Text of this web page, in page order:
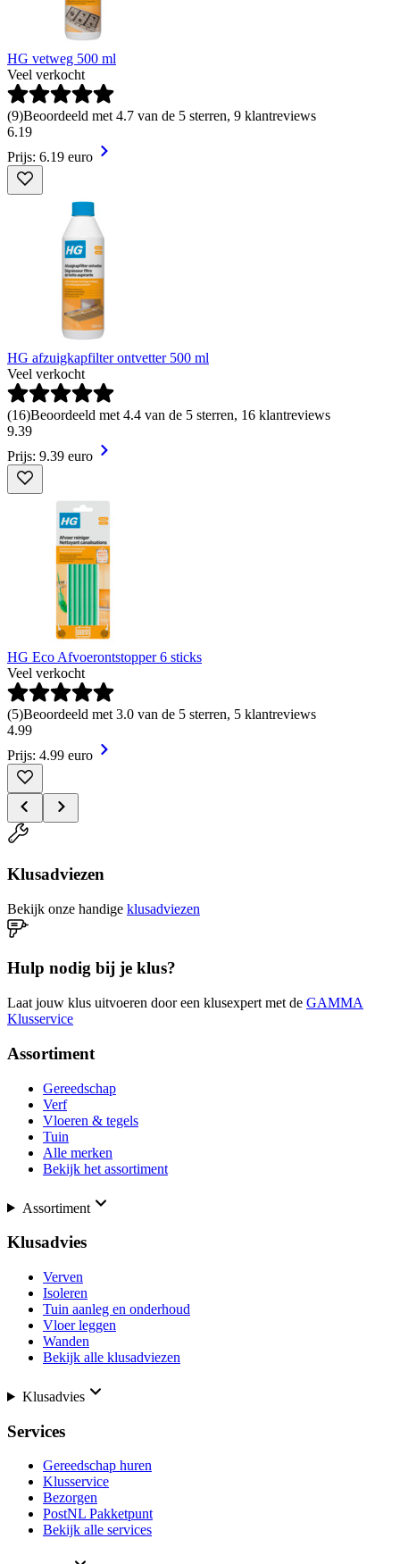
HG vetweg 500 ml
Veel verkocht
(9)Beoordeeld met 4.7 van de 5 sterren, 9 klantreviews
6.19
Prijs: 6.19 euro
HG afzuigkapfilter ontvetter 500 ml
Veel verkocht
(16)Beoordeeld met 4.4 van de 5 sterren, 16 klantreviews
9.39
Prijs: 9.39 euro
HG Eco Afvoerontstopper 6 sticks
Veel verkocht
(5)Beoordeeld met 3.0 van de 5 sterren, 5 klantreviews
4.99
Prijs: 4.99 euro
Klusadviezen
Bekijk onze handige klusadviezen
Hulp nodig bij je klus?
Laat jouw klus uitvoeren door een klusexpert met de GAMMA
Klusservice
Assortiment
Gereedschap
Verf
Vloeren & tegels
Tuin
Alle merken
Bekijk het assortiment
Assortiment
Klusadvies
Verven
Isoleren
Tuin aanleg en onderhoud
Vloer leggen
Wanden
Bekijk alle klusadviezen
Klusadvies
Services
Gereedschap huren
Klusservice
Bezorgen
PostNL Pakketpunt
Bekijk alle services